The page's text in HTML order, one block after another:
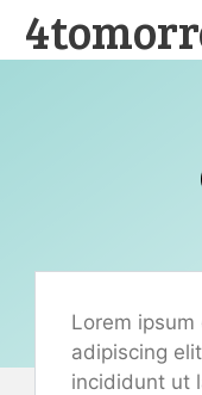
Skip
Lorem
adipiscing
incididunt ut